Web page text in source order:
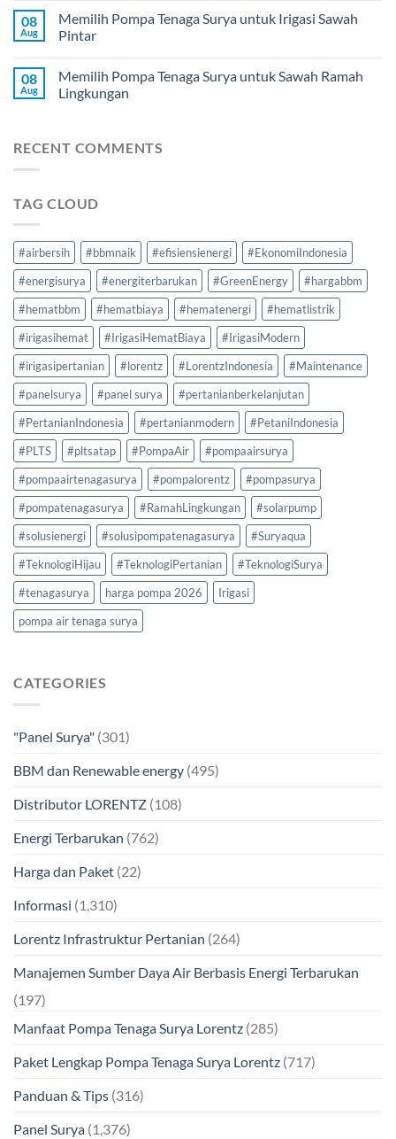
08
Aug
Memilih Pompa Tenaga Surya untuk Irigasi Sawah
Pintar
08
Aug
Memilih Pompa Tenaga Surya untuk Sawah Ramah
Lingkungan
RECENT COMMENTS
TAG CLOUD
#airbersih #bbmnaik #efisiensienergi
#EkonomiIndonesia
#energisurya
#energiterbarukan #GreenEnergy
#hargabbm
#hematbbm
#hematbiaya #hematenergi
#hematlistrik
#irigasihemat
#IrigasiHematBiaya
#IrigasiModern
#irigasipertanian
#lorentz #LorentzIndonesia
#Maintenance
#panelsurya
#panel surya
#pertanianberkelanjutan
#PertanianIndonesia
#pertanianmodern
#PetaniIndonesia
#PLTS
#pltsatap #PompaAir
#pompaairsurya
#pompaairtenagasurya
#pompalorentz
#pompasurya
#pompatenagasurya
#RamahLingkungan
#solarpump
#solusienergi
#solusipompatenagasurya
#Suryaqua
#TeknologiHijau
#TeknologiPertanian
#TeknologiSurya
#tenagasurya
harga pompa 2026
Irigasi
pompa air tenaga surya
CATEGORIES
"Panel Surya" (301)
BBM dan Renewable energy (495)
Distributor LORENTZ (108)
Energi Terbarukan (762)
Harga dan Paket (22)
Informasi (1,310)
Lorentz Infrastruktur Pertanian (264)
Manajemen Sumber Daya Air Berbasis Energi Terbarukan
(197)
Manfaat Pompa Tenaga Surya Lorentz (285)
Paket Lengkap Pompa Tenaga Surya Lorentz (717)
Panduan & Tips (316)
Panel Surya (1,376)